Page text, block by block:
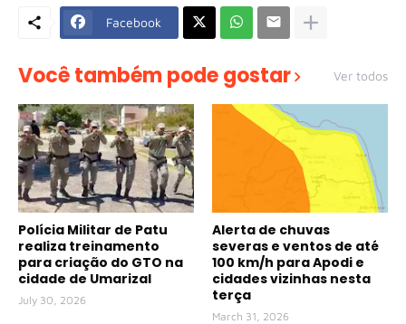
Facebook
Você também pode gostar Ver todos
Polícia Militar de Patu
realiza treinamento
para criação do GTO na
cidade de Umarizal
July 30, 2026
Alerta de chuvas
severas e ventos de até
100 km/h para Apodi e
cidades vizinhas nesta
terça
March 31, 2026